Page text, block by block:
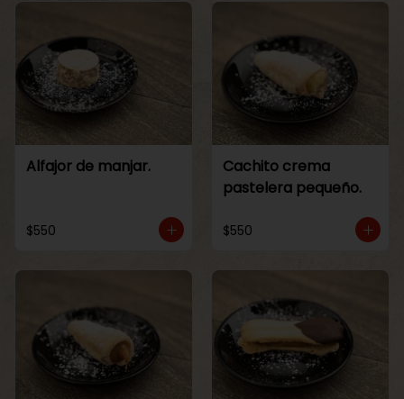
Alfajor de manjar.
$550
Cachito crema
pastelera pequeño.
$550